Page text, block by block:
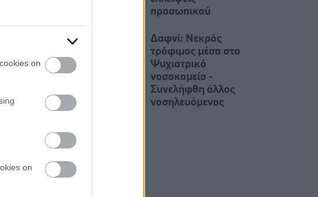
on
on
προσωπικού
Δαφνί: Νεκρός
τρόφιμος μέσα στο
Ψυχιατρικό
νοσοκομείο -
Συνελήφθη άλλος
νοσηλευόμενος